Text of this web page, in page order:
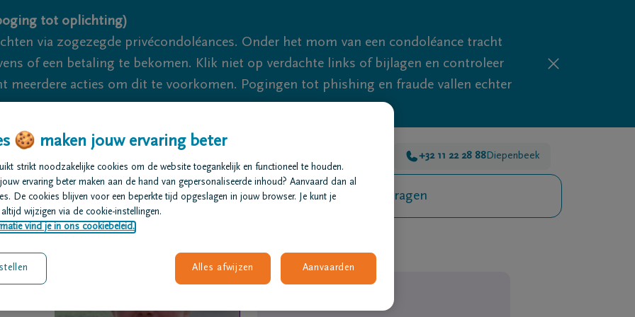
tot oplichting)
via zogezegde privécondoléances. Onder het mom van een condoléance tracht
of een betaling te bekomen. Klik niet op verdachte links of bijlagen en controleer
meerdere acties om dit te voorkomen. Pogingen tot phishing en fraude vallen echter
+32 11 22 28 88Diepenbeek
regelen Overlijdensberichten Onze uitvaartcentra Veelgestelde vragen
🍪 maken jouw ervaring beter
strikt noodzakelijke cookies om de website toegankelijk en functioneel te houden.
ervaring beter maken aan de hand van gepersonaliseerde inhoud? Aanvaard dan al
De cookies blijven voor een beperkte tijd opgeslagen in jouw browser. Je kunt je
wijzigen via de cookie-instellingen.
vind je in ons cookiebeleid.
Alles afwijzen Aanvaarden